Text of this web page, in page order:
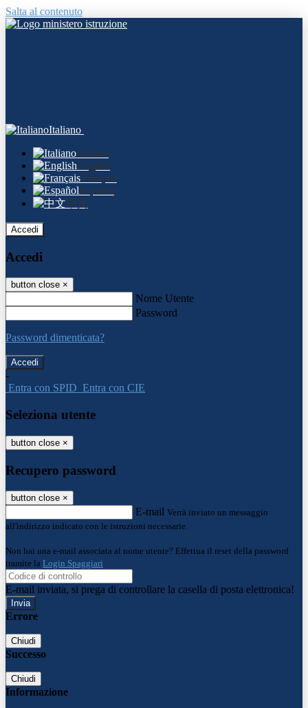
Salta al contenuto
Italiano
Italiano
English
Français
Español
中文
Accedi
Accedi
button close ×
Nome Utente
Password
Password dimenticata?
-
Entra con SPID Entra con CIE
Seleziona utente
button close ×
Recupero password
button close ×
E-mail Verrà inviato un messaggio
all'indirizzo indicato con le istruzioni necessarie.
Non hai una e-mail associata al nome utente? Effettua il reset della password
tramite la Login Spaggiari
E-mail inviata, si prega di controllare la casella di posta elettronica!
Errore
Chiudi
Successo
Chiudi
Informazione